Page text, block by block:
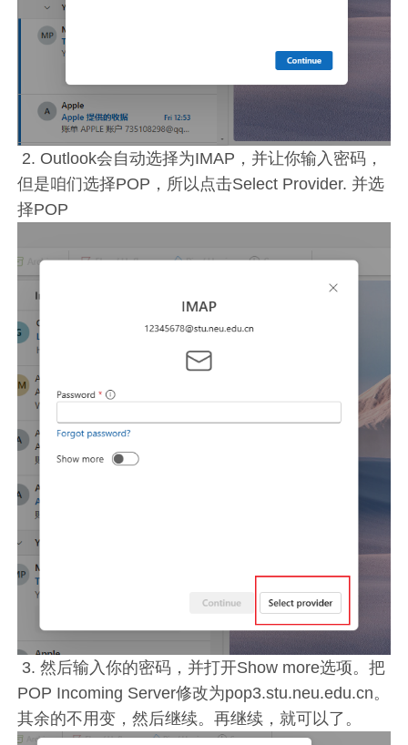
2. Outlook会自动选择为IMAP，并让你输入密码，
但是咱们选择POP，所以点击Select Provider. 并选
择POP
3. 然后输入你的密码，并打开Show more选项。把
POP Incoming Server修改为pop3.stu.neu.edu.cn。
其余的不用变，然后继续。再继续，就可以了。